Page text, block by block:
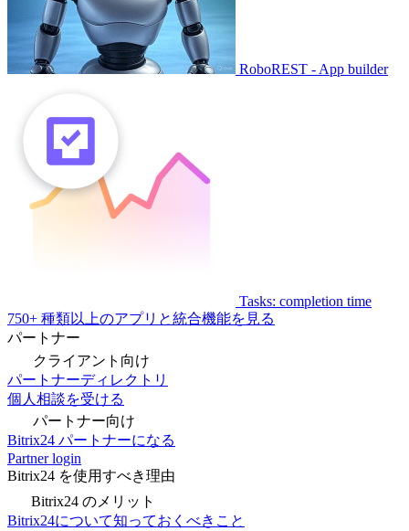
RoboREST - App builder
Tasks: completion time
750+ 種類以上のアプリと統合機能を見る
パートナー
クライアント向け
パートナーディレクトリ
個人相談を受ける
パートナー向け
Bitrix24 パートナーになる
Partner login
Bitrix24 を使用すべき理由
Bitrix24 のメリット
Bitrix24について知っておくべきこと